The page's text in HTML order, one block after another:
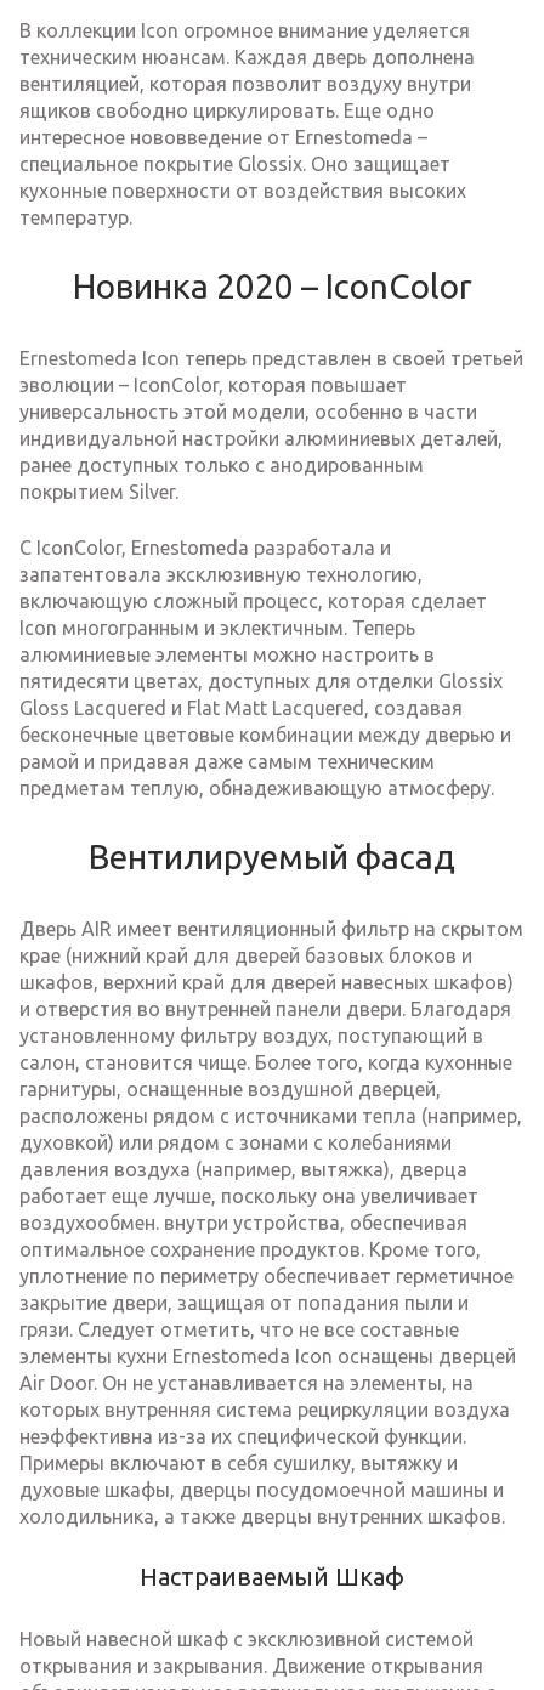
В коллекции Icon огромное внимание уделяется
техническим нюансам. Каждая дверь дополнена
вентиляцией, которая позволит воздуху внутри
ящиков свободно циркулировать. Еще одно
интересное нововведение от Ernestomeda –
специальное покрытие Glossix. Оно защищает
кухонные поверхности от воздействия высоких
температур.
Новинка 2020 – IconColor
Ernestomeda Icon теперь представлен в своей третьей
эволюции – IconColor, которая повышает
универсальность этой модели, особенно в части
индивидуальной настройки алюминиевых деталей,
ранее доступных только с анодированным
покрытием Silver.
С IconColor, Ernestomeda разработала и
запатентовала эксклюзивную технологию,
включающую сложный процесс, которая сделает
Icon многогранным и эклектичным. Теперь
алюминиевые элементы можно настроить в
пятидесяти цветах, доступных для отделки Glossix
Gloss Lacquered и Flat Matt Lacquered, создавая
бесконечные цветовые комбинации между дверью и
рамой и придавая даже самым техническим
предметам теплую, обнадеживающую атмосферу.
Вентилируемый фасад
Дверь AIR имеет вентиляционный фильтр на скрытом
крае (нижний край для дверей базовых блоков и
шкафов, верхний край для дверей навесных шкафов)
и отверстия во внутренней панели двери. Благодаря
установленному фильтру воздух, поступающий в
салон, становится чище. Более того, когда кухонные
гарнитуры, оснащенные воздушной дверцей,
расположены рядом с источниками тепла (например,
духовкой) или рядом с зонами с колебаниями
давления воздуха (например, вытяжка), дверца
работает еще лучше, поскольку она увеличивает
воздухообмен. внутри устройства, обеспечивая
оптимальное сохранение продуктов. Кроме того,
уплотнение по периметру обеспечивает герметичное
закрытие двери, защищая от попадания пыли и
грязи. Следует отметить, что не все составные
элементы кухни Ernestomeda Icon оснащены дверцей
Air Door. Он не устанавливается на элементы, на
которых внутренняя система рециркуляции воздуха
неэффективна из-за их специфической функции.
Примеры включают в себя сушилку, вытяжку и
духовые шкафы, дверцы посудомоечной машины и
холодильника, а также дверцы внутренних шкафов.
Настраиваемый Шкаф
Новый навесной шкаф с эксклюзивной системой
открывания и закрывания. Движение открывания